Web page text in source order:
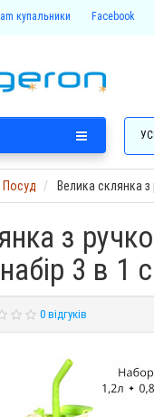
купальники Facebook
Посуд Велика склянка
з
3 в 1
0 відгуків